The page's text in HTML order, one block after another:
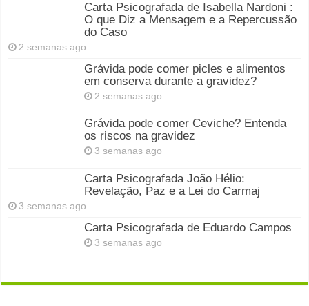
Carta Psicografada de Isabella Nardoni :
O que Diz a Mensagem e a Repercussão
do Caso
2 semanas ago
Grávida pode comer picles e alimentos
em conserva durante a gravidez?
2 semanas ago
Grávida pode comer Ceviche? Entenda
os riscos na gravidez
3 semanas ago
Carta Psicografada João Hélio:
Revelação, Paz e a Lei do Carmaj
3 semanas ago
Carta Psicografada de Eduardo Campos
3 semanas ago